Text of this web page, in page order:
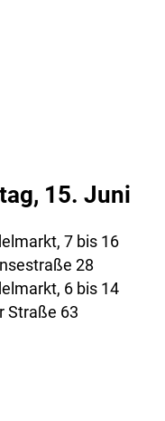
15. Juni
7 bis 16
28
6 bis 14
Straße 63